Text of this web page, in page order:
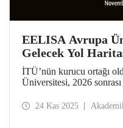
EELISA Avrupa
Gelecek Yol
İTÜ’nün kurucu ortağı
Üniversitesi, 2026
Hasan Mandal, EELISA
24 Kas 2025